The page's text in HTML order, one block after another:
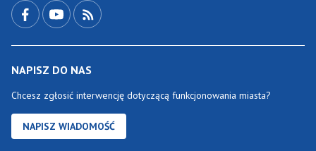
NAPISZ DO NAS
Chcesz zgłosić interwencję dotyczącą funkcjonowania miasta?
NAPISZ WIADOMOŚĆ